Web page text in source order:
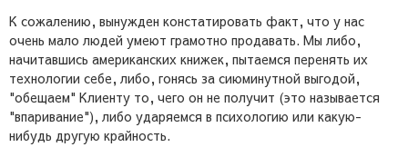
К сожалению, вынужден констатировать факт, что у нас
очень мало людей умеют грамотно продавать. Мы либо,
начитавшись американских книжек, пытаемся перенять их
технологии себе, либо, гонясь за сиюминутной выгодой,
"обещаем" Клиенту то, чего он не получит (это называется
"впаривание"), либо ударяемся в психологию или какую-
нибудь другую крайность.